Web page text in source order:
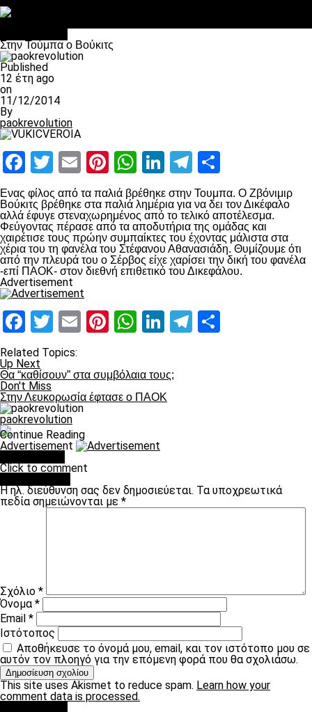
Στην Τούμπα ο Βούκιτς
Published
12 έτη ago
on
11/12/2014
By
paokrevolution
Facebook
Twitter
EmailPinterest
WhatsApp
LinkedIn
Telegram
Ενας φίλος από τα παλιά βρέθηκε στην Τουμπα. Ο Ζβόνιμιρ
Βούκιτς βρέθηκε στα παλιά λημέρια για να δει τον Δικέφαλο
αλλά έφυγε στεναχωρημένος από το τελικό αποτέλεσμα.
Φεύγοντας πέρασε από τα αποδυτήρια της ομάδας και
χαιρέτισε τους πρώην συμπαίκτες του έχοντας μάλιστα στα
χέρια του τη φανέλα του Στέφανου Αθανασιάδη. Θυμίζουμε ότι
από την πλευρά του ο Σέρβος είχε χαρίσει την δική του φανέλα
-επί ΠΑΟΚ- στον διεθνή επιθετικό του Δικεφάλου.
Advertisement
Facebook
Twitter
EmailPinterest
WhatsApp
LinkedIn
Telegram
Related Topics:
Up Next
Θα “καθίσουν” στα συμβόλαια τους;
Don't Miss
Στην Λευκορωσία έφτασε ο ΠΑΟΚ
paokrevolution
Continue Reading
Advertisement
Click to comment
Η ηλ. διεύθυνση σας δεν δημοσιεύεται. Τα υποχρεωτικά
πεδία σημειώνονται με *
Σχόλιο *
Όνομα*
Email *
Ιστότοπος
Αποθήκευσε το όνομά μου, email, και τον ιστότοπο μου σε
αυτόν τον πλοηγό για την επόμενη φορά που θα σχολιάσω.
This site uses Akismet to reduce spam. Learn how your
comment data is processed.